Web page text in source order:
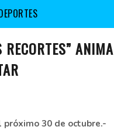
ANIMA
próximo 30 de octubre.-